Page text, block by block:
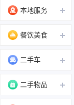
本地服务
餐饮美食
二手车
二手物品